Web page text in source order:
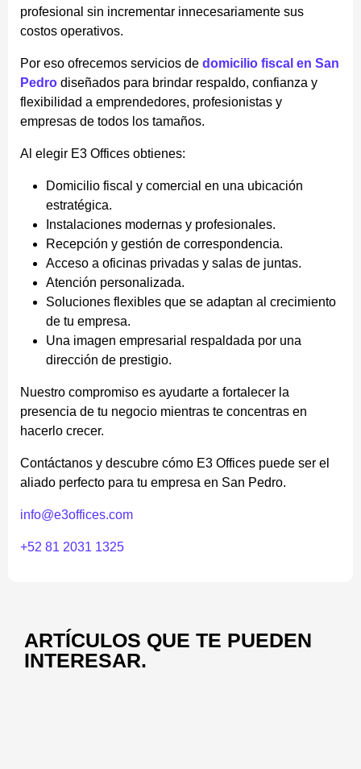
profesional sin incrementar innecesariamente sus
costos operativos.
Por eso ofrecemos servicios de domicilio fiscal en San
Pedro diseñados para brindar respaldo, confianza y
flexibilidad a emprendedores, profesionistas y
empresas de todos los tamaños.
Al elegir E3 Offices obtienes:
Domicilio fiscal y comercial en una ubicación
estratégica.
Instalaciones modernas y profesionales.
Recepción y gestión de correspondencia.
Acceso a oficinas privadas y salas de juntas.
Atención personalizada.
Soluciones flexibles que se adaptan al crecimiento
de tu empresa.
Una imagen empresarial respaldada por una
dirección de prestigio.
Nuestro compromiso es ayudarte a fortalecer la
presencia de tu negocio mientras te concentras en
hacerlo crecer.
Contáctanos y descubre cómo E3 Offices puede ser el
aliado perfecto para tu empresa en San Pedro.
info@e3offices.com
+52 81 2031 1325
ARTÍCULOS QUE TE PUEDEN
INTERESAR.